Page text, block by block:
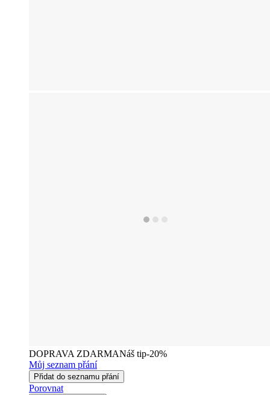
DOPRAVA ZDARMANáš tip-20%
Můj seznam přání
Přidat do seznamu přání
Porovnat